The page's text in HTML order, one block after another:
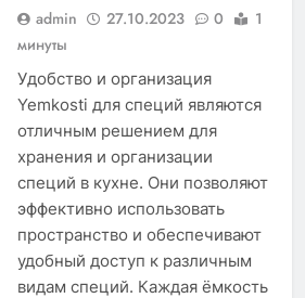
admin 27.10.2023 0
1
минуты
Удобство и организация
Yemkosti для специй являются
отличным решением для
хранения и организации
специй в кухне. Они позволяют
эффективно использовать
пространство и обеспечивают
удобный доступ к различным
видам специй. Каждая ёмкость